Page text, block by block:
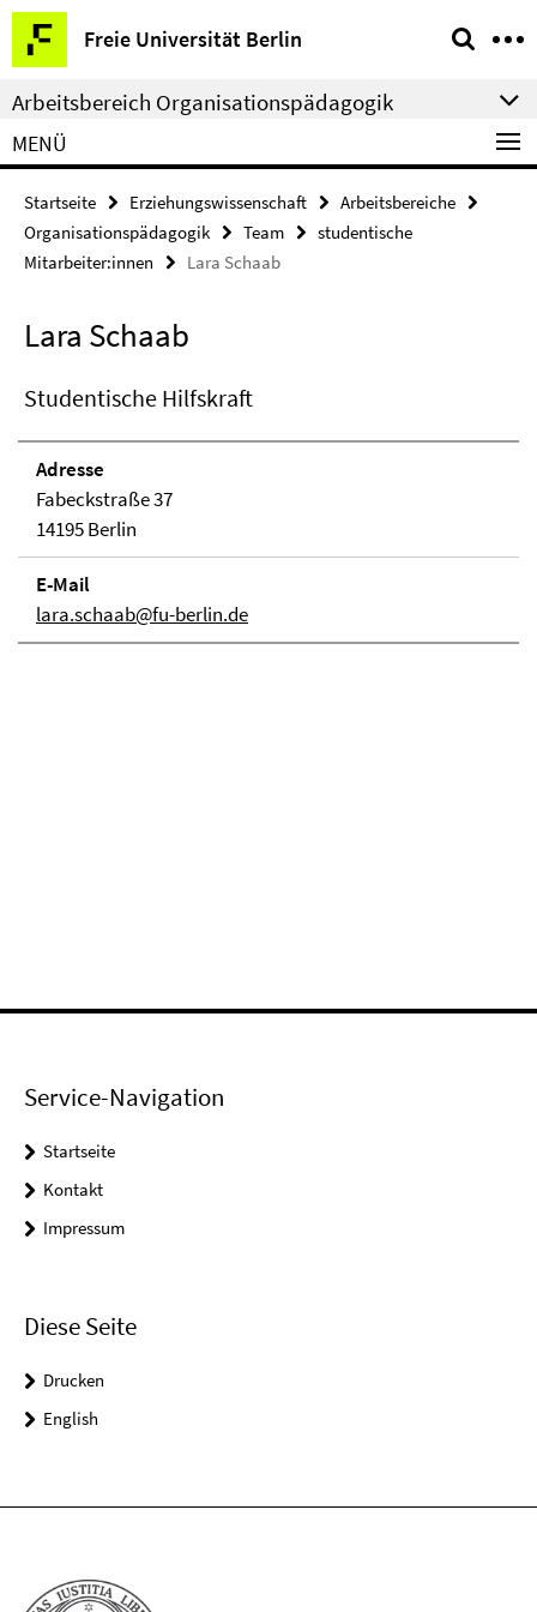
Springe
direkt
zu
Inhalt
Freie Universität Berlin
Service-
Navigation
Arbeitsbereich Organisationspädagogik
MENÜ
Startseite Erziehungswissenschaft
Arbeitsbereiche
Organisationspädagogik
Team
studentische
Mitarbeiter:innen
Lara Schaab
Lara Schaab
Studentische Hilfskraft
Adresse
Fabeckstraße 37
14195 Berlin
E-Mail
lara.schaab@fu-berlin.de
Service-Navigation
Startseite
Kontakt
Impressum
Diese Seite
Drucken
English